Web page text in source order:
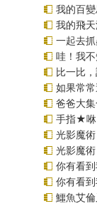
我的百變
我的飛
一起去抓
哇！我
比一比
如果常
爸爸大
手指★咻
光影魔
光影魔
你有看
你有看
鱷魚艾